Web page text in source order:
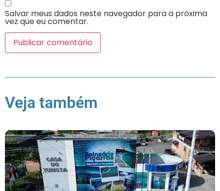
Salvar meus dados neste navegador para a próxima
vez que eu comentar.
Veja também